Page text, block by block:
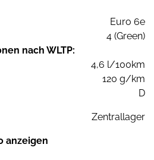
Euro 6e
4 (Green)
nach WLTP:
4,6 l/100km
120 g/km
D
Zentrallager
anzeigen